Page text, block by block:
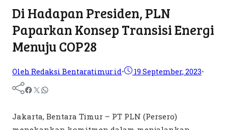
Di Hadapan Presiden, PLN
Paparkan Konsep Transisi Energi
Menuju COP28
Oleh Redaksi Bentaratimur.id• 19 September, 2023•
Jakarta, Bentara Timur – PT PLN (Persero)